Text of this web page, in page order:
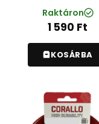
Raktáron
1 590 Ft
KOSÁRBA